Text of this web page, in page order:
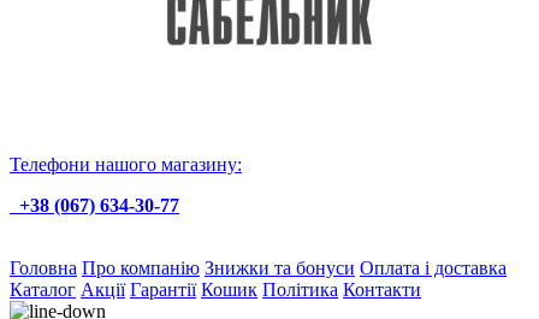
Телефони нашого магазину:
+38 (067) 634-30-77
Головна Про компанію Знижки та бонуси Оплата і доставка
Каталог Акції Гарантії Кошик Політика Контакти